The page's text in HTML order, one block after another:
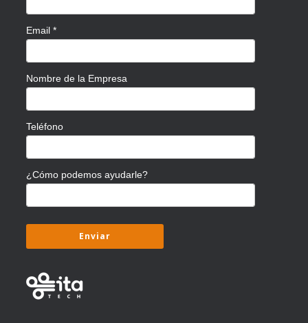
Email *
Nombre de la Empresa
Teléfono
¿Cómo podemos ayudarle?